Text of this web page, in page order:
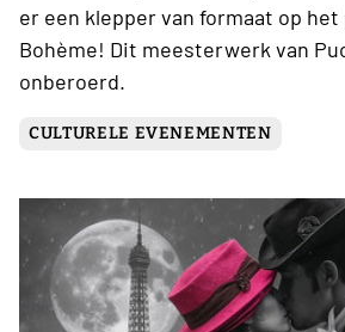
er een klepper van formaat op
Bohème! Dit meesterwerk van
onberoerd.
CULTURELE EVENEMENTEN